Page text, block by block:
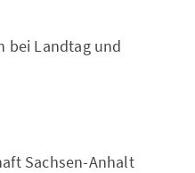
bei Landtag und
Sachsen-Anhalt